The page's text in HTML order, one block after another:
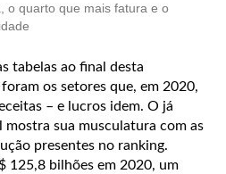
o quarto que mais fatura e o
tabelas ao final desta
os setores que, em 2020,
– e lucros idem. O já
sua musculatura com as
presentes no ranking.
125,8 bilhões em 2020, um